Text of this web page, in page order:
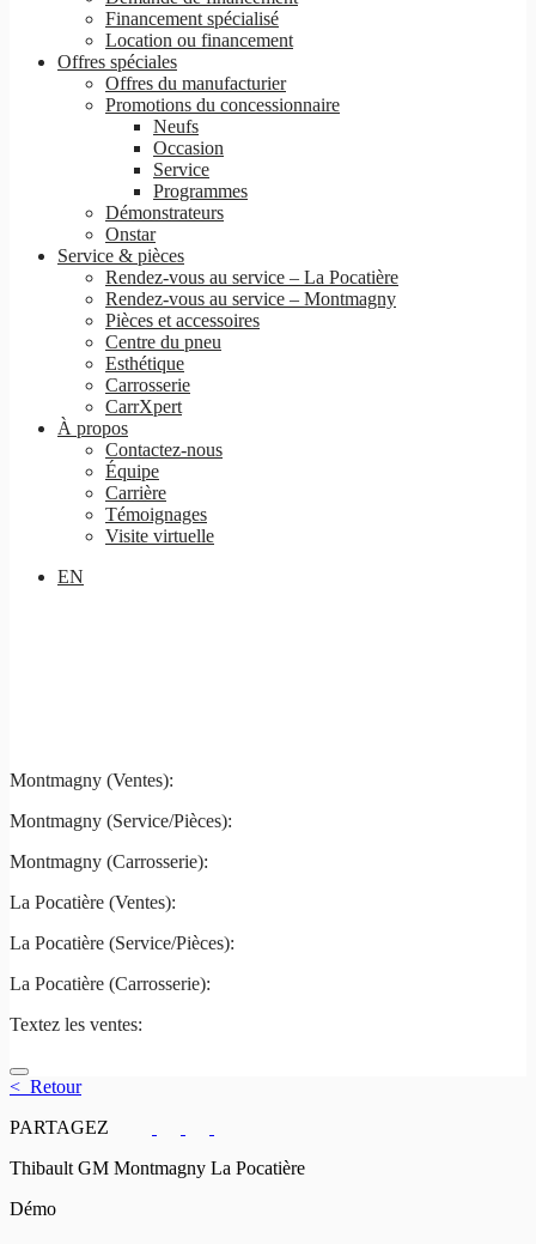
Financement spécialisé
Location ou financement
Offres spéciales
Offres du manufacturier
Promotions du concessionnaire
Neufs
Occasion
Service
Programmes
Démonstrateurs
Onstar
Service & pièces
Rendez-vous au service – La Pocatière
Rendez-vous au service – Montmagny
Pièces et accessoires
Centre du pneu
Esthétique
Carrosserie
CarrXpert
À propos
Contactez-nous
Équipe
Carrière
Témoignages
Visite virtuelle
EN
Montmagny (Ventes):
Montmagny (Service/Pièces):
Montmagny (Carrosserie):
La Pocatière (Ventes):
La Pocatière (Service/Pièces):
La Pocatière (Carrosserie):
Textez les ventes:
< Retour
PARTAGEZ
Thibault GM Montmagny La Pocatière
Démo